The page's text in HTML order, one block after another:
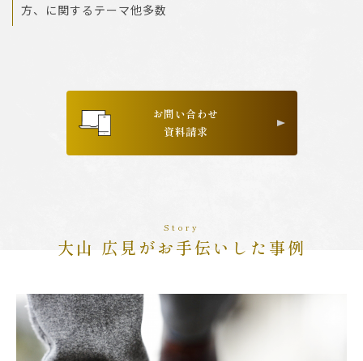
方、に関するテーマ他多数
お問い合わせ
資料請求
Story
大山 広見がお手伝いした事例